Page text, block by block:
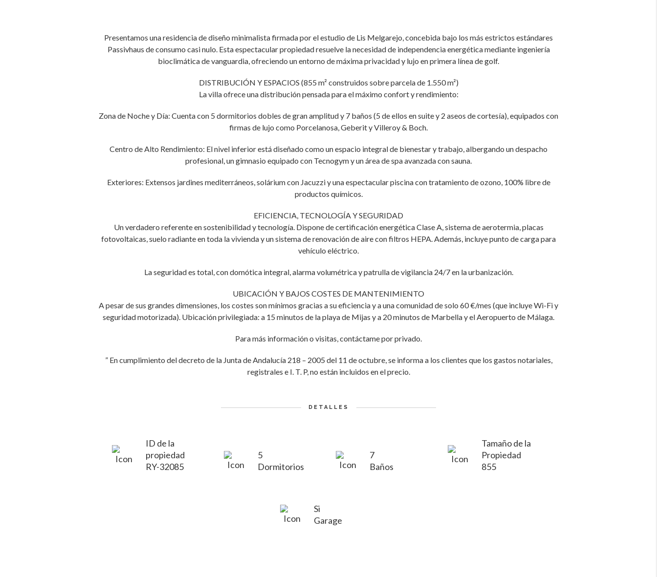
Presentamos una residencia de diseño minimalista firmada por el estudio de Lis Melgarejo, concebida bajo los más estrictos estándares
Passivhaus de consumo casi nulo. Esta espectacular propiedad resuelve la necesidad de independencia energética mediante ingeniería
bioclimática de vanguardia, ofreciendo un entorno de máxima privacidad y lujo en primera línea de golf.
DISTRIBUCIÓN Y ESPACIOS (855 m² construidos sobre parcela de 1.550 m²)
La villa ofrece una distribución pensada para el máximo confort y rendimiento:
Zona de Noche y Día: Cuenta con 5 dormitorios dobles de gran amplitud y 7 baños (5 de ellos en suite y 2 aseos de cortesía), equipados con
firmas de lujo como Porcelanosa, Geberit y Villeroy & Boch.
Centro de Alto Rendimiento: El nivel inferior está diseñado como un espacio integral de bienestar y trabajo, albergando un despacho
profesional, un gimnasio equipado con Tecnogym y un área de spa avanzada con sauna.
Exteriores: Extensos jardines mediterráneos, solárium con Jacuzzi y una espectacular piscina con tratamiento de ozono, 100% libre de
productos químicos.
EFICIENCIA, TECNOLOGÍA Y SEGURIDAD
Un verdadero referente en sostenibilidad y tecnología. Dispone de certificación energética Clase A, sistema de aerotermia, placas
fotovoltaicas, suelo radiante en toda la vivienda y un sistema de renovación de aire con filtros HEPA. Además, incluye punto de carga para
vehículo eléctrico.
La seguridad es total, con domótica integral, alarma volumétrica y patrulla de vigilancia 24/7 en la urbanización.
UBICACIÓN Y BAJOS COSTES DE MANTENIMIENTO
A pesar de sus grandes dimensiones, los costes son mínimos gracias a su eficiencia y a una comunidad de solo 60 €/mes (que incluye Wi-Fi y
seguridad motorizada). Ubicación privilegiada: a 15 minutos de la playa de Mijas y a 20 minutos de Marbella y el Aeropuerto de Málaga.
Para más información o visitas, contáctame por privado.
” En cumplimiento del decreto de la Junta de Andalucía 218 – 2005 del 11 de octubre, se informa a los clientes que los gastos notariales,
registrales e I. T. P, no están incluidos en el precio.
DETALLES
ID de la
propiedad
RY-32085
5
Dormitorios
7
Baños
Tamaño de la
Propiedad
855
Si
Garage